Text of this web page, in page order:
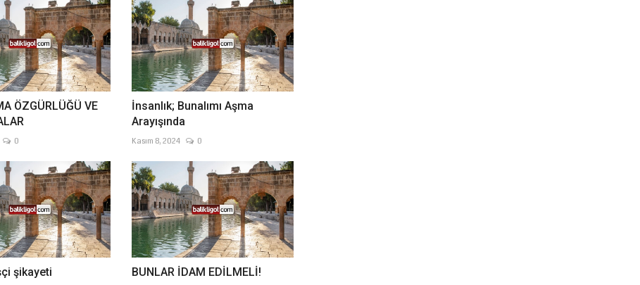
ÖZGÜRLÜĞÜ VE
0
İnsanlık; Bunalımı Aşma
Arayışında
Kasım 8, 2024 0
şikayeti BUNLAR İDAM EDİLMELİ!